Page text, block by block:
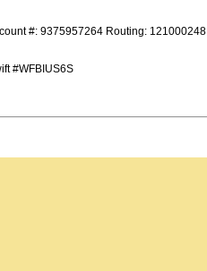
#: 9375957264 Routing: 121000248
#WFBIUS6S